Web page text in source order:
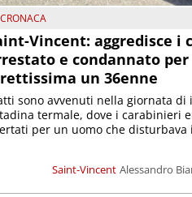
CRONACA
Vincent: aggredisce i
e condannato per
un 36enne
Saint-Vincent Alessandro
sono avvenuti nella giornata di
termale, dove i carabinieri
per un uomo che disturbava